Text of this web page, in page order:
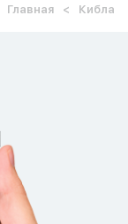
Главная Кибла